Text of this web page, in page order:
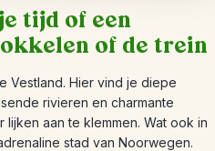
tijd of een
of de trein
Vestland. Hier vind je diepe
rivieren en charmante
aan te klemmen. Wat ook in
stad van Noorwegen.